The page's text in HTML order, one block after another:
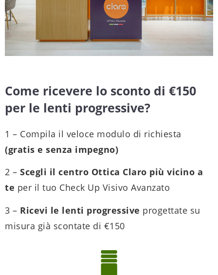
Come ricevere lo sconto di €150
per le lenti progressive?
1 – Compila il veloce modulo di richiesta
(gratis e senza impegno)
2 – Scegli il centro Ottica Claro più vicino a
te per il tuo Check Up Visivo Avanzato
3 – Ricevi le lenti progressive progettate su
misura già scontate di €150